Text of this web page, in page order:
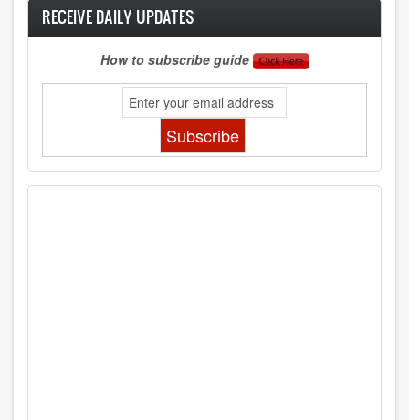
RECEIVE DAILY UPDATES
How to subscribe guide